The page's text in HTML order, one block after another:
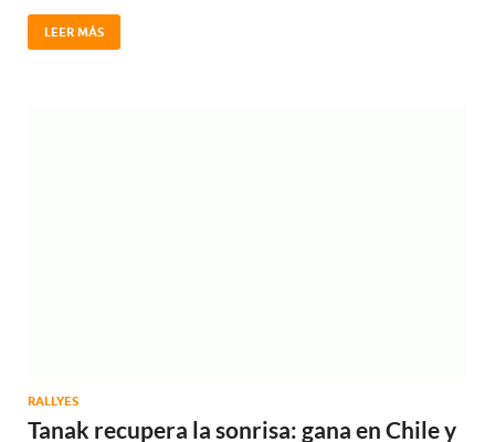
LEER MÁS
RALLYES
Tanak recupera la sonrisa: gana en Chile y